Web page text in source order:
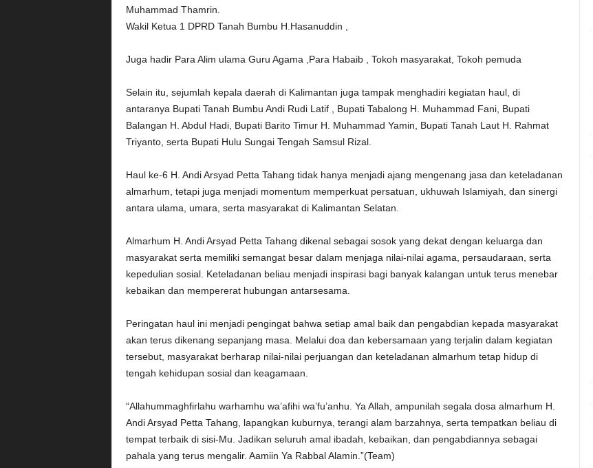
Muhammad Thamrin.
Wakil Ketua 1 DPRD Tanah Bumbu H.Hasanuddin ,
Juga hadir Para Alim ulama Guru Agama ,Para Habaib , Tokoh masyarakat, Tokoh pemuda
Selain itu, sejumlah kepala daerah di Kalimantan juga tampak menghadiri kegiatan haul, di
antaranya Bupati Tanah Bumbu Andi Rudi Latif , Bupati Tabalong H. Muhammad Fani, Bupati
Balangan H. Abdul Hadi, Bupati Barito Timur H. Muhammad Yamin, Bupati Tanah Laut H. Rahmat
Triyanto, serta Bupati Hulu Sungai Tengah Samsul Rizal.
Haul ke-6 H. Andi Arsyad Petta Tahang tidak hanya menjadi ajang mengenang jasa dan keteladanan
almarhum, tetapi juga menjadi momentum memperkuat persatuan, ukhuwah Islamiyah, dan sinergi
antara ulama, umara, serta masyarakat di Kalimantan Selatan.
Almarhum H. Andi Arsyad Petta Tahang dikenal sebagai sosok yang dekat dengan keluarga dan
masyarakat serta memiliki semangat besar dalam menjaga nilai-nilai agama, persaudaraan, serta
kepedulian sosial. Keteladanan beliau menjadi inspirasi bagi banyak kalangan untuk terus menebar
kebaikan dan mempererat hubungan antarsesama.
Peringatan haul ini menjadi pengingat bahwa setiap amal baik dan pengabdian kepada masyarakat
akan terus dikenang sepanjang masa. Melalui doa dan kebersamaan yang terjalin dalam kegiatan
tersebut, masyarakat berharap nilai-nilai perjuangan dan keteladanan almarhum tetap hidup di
tengah kehidupan sosial dan keagamaan.
“Allahummaghfirlahu warhamhu wa’afihi wa’fu’anhu. Ya Allah, ampunilah segala dosa almarhum H.
Andi Arsyad Petta Tahang, lapangkan kuburnya, terangi alam barzahnya, serta tempatkan beliau di
tempat terbaik di sisi-Mu. Jadikan seluruh amal ibadah, kebaikan, dan pengabdiannya sebagai
pahala yang terus mengalir. Aamiin Ya Rabbal Alamin.”(Team)